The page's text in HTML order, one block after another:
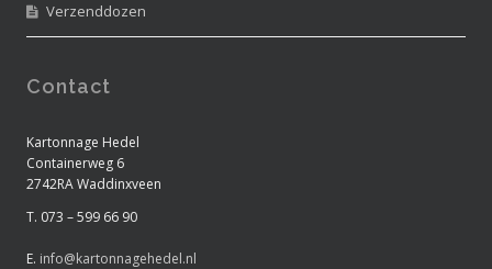
Verzenddozen
Contact
Kartonnage Hedel
Containerweg 6
2742RA Waddinxveen
T. 073 – 599 66 90
E. info@kartonnagehedel.nl